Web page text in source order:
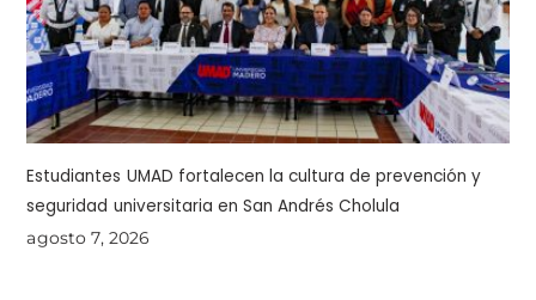
Estudiantes UMAD fortalecen la cultura de prevención y
seguridad universitaria en San Andrés Cholula
agosto 7, 2026